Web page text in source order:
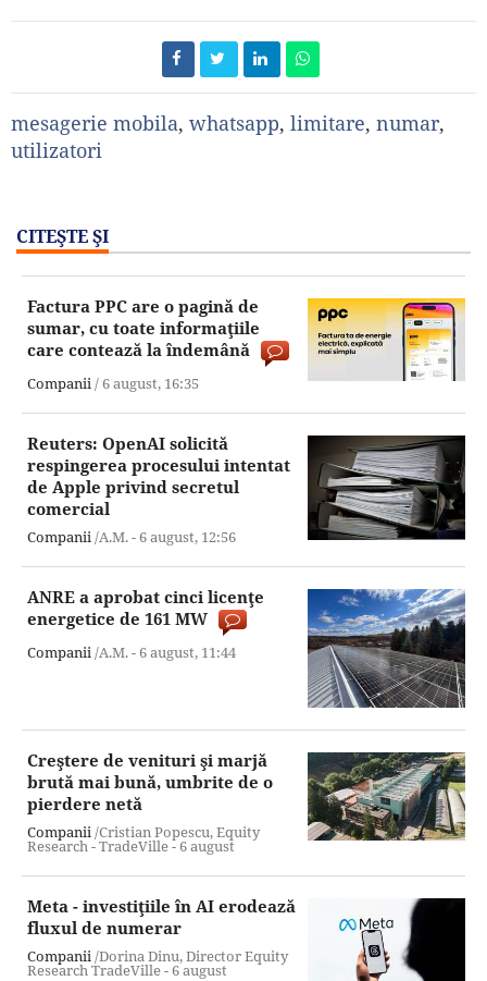
mesagerie mobila, whatsapp, limitare, numar,
utilizatori
CITEŞTE ŞI
Factura PPC are o pagină de
sumar, cu toate informaţiile
care contează la îndemână
Companii/6 august, 16:35
Reuters: OpenAI solicită
respingerea procesului intentat
de Apple privind secretul
comercial
Companii/A.M. -6 august, 12:56
ANRE a aprobat cinci licenţe
energetice de 161 MW
Companii/A.M. -6 august, 11:44
Creştere de venituri şi marjă
brută mai bună, umbrite de o
pierdere netă
Companii /Cristian Popescu, Equity
Research - TradeVille -6 august
Meta - investiţiile în AI erodează
fluxul de numerar
Companii/Dorina Dinu, Director Equity
Research TradeVille -6 august